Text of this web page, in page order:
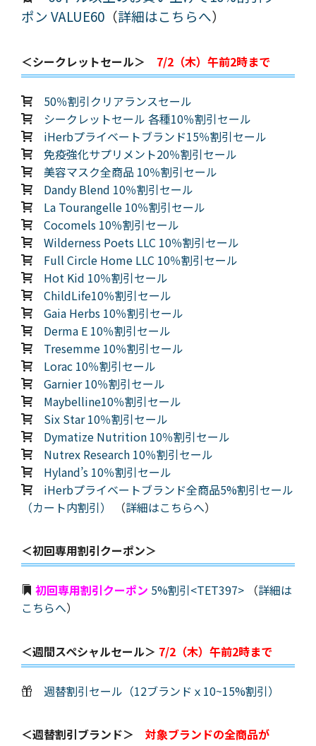
ポン VALUE60 （詳細はこちらへ）
＜シークレットセール＞ 7/2（木）午前2時まで
50％割引クリアランスセール
シークレットセール 各種10％割引セール
iHerbプライベートブランド15％割引セール
免疫強化サプリメント20％割引セール
美容マスク全商品 10％割引セール
Dandy Blend 10％割引セール
La Tourangelle 10％割引セール
Cocomels 10％割引セール
Wilderness Poets LLC 10％割引セール
Full Circle Home LLC 10％割引セール
Hot Kid 10％割引セール
ChildLife10％割引セール
Gaia Herbs 10％割引セール
Derma E 10％割引セール
Tresemme 10％割引セール
Lorac 10％割引セール
Garnier 10％割引セール
Maybelline10％割引セール
Six Star 10％割引セール
Dymatize Nutrition 10％割引セール
Nutrex Research 10％割引セール
Hyland’s 10％割引セール
iHerbプライベートブランド全商品5%割引セール
（カート内割引）
（詳細はこちらへ）
＜初回専用割引クーポン＞
初回専用割引クーポン 5%割引<TET397> （詳細は
こちらへ）
＜週間スペシャルセール＞ 7/2（木）午前2時まで
週替割引セール（12ブランドｘ10~15%割引）
＜週替割引ブランド＞ 対象ブランドの全商品が